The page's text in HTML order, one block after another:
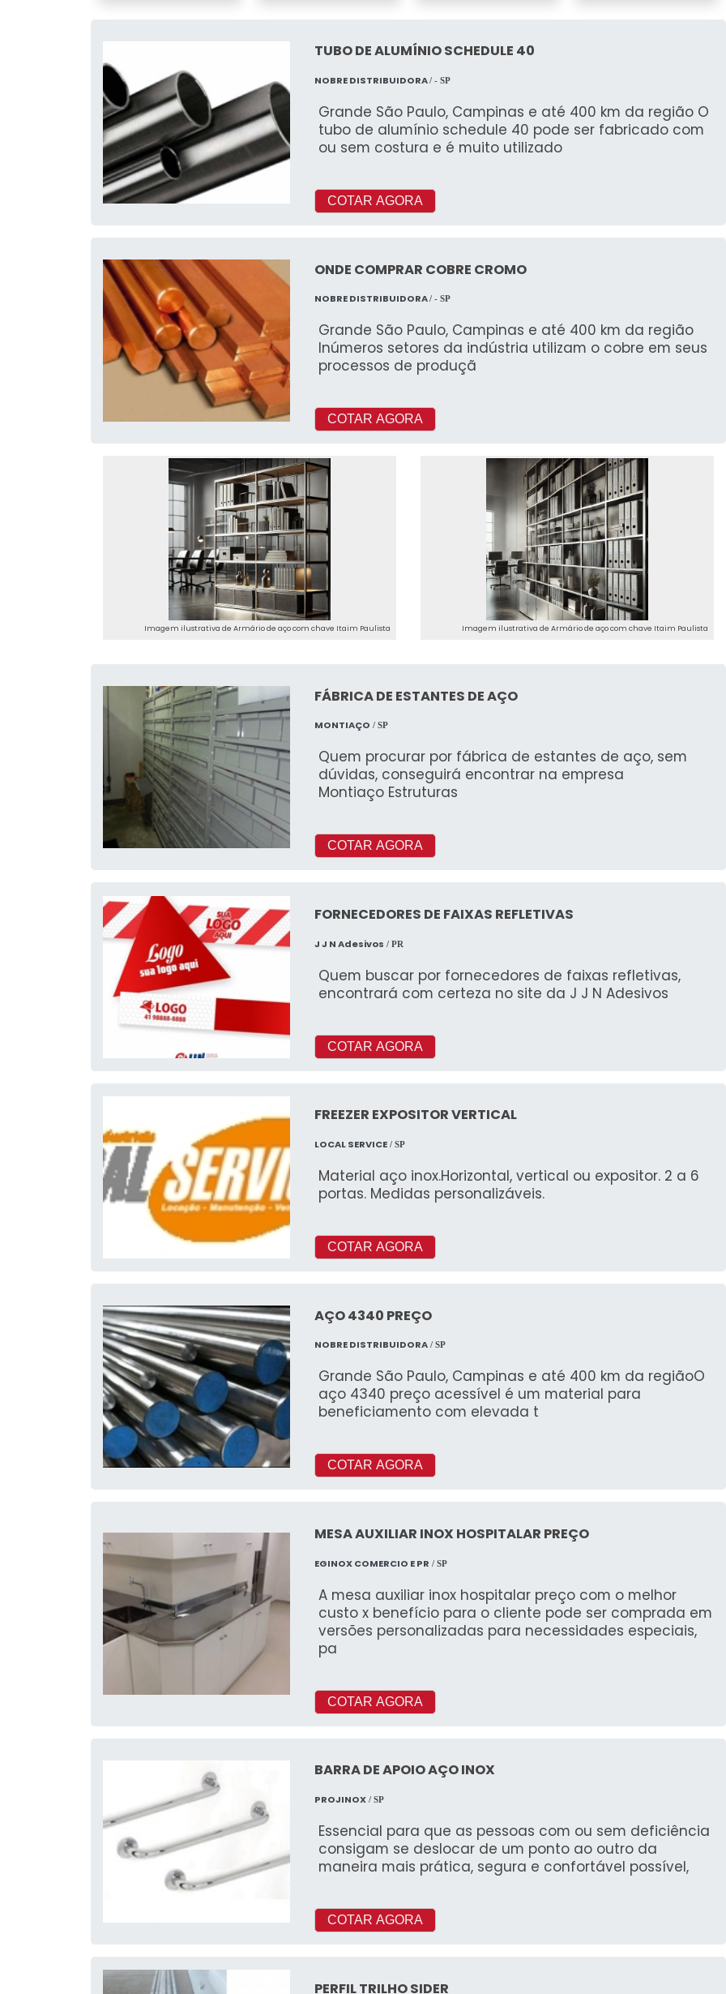
TUBO DE ALUMÍNIO SCHEDULE 40
NOBRE DISTRIBUIDORA/ - SP
Grande São Paulo, Campinas e até 400 km da região O
tubo de alumínio schedule 40 pode ser fabricado com
ou sem costura e é muito utilizado
COTAR AGORA
ONDE COMPRAR COBRE CROMO
NOBRE DISTRIBUIDORA/ - SP
Grande São Paulo, Campinas e até 400 km da região
Inúmeros setores da indústria utilizam o cobre em seus
processos de produçã
COTAR AGORA
Imagem ilustrativa de Armário de aço com chave Itaim Paulista Imagem ilustrativa de Armário de aço com chave Itaim Paulista
FÁBRICA DE ESTANTES DE AÇO
MONTIAÇO / SP
Quem procurar por fábrica de estantes de aço, sem
dúvidas, conseguirá encontrar na empresa
Montiaço Estruturas
COTAR AGORA
FORNECEDORES DE FAIXAS REFLETIVAS
J J N Adesivos / PR
Quem buscar por fornecedores de faixas refletivas,
encontrará com certeza no site da J J N Adesivos
COTAR AGORA
FREEZER EXPOSITOR VERTICAL
LOCAL SERVICE / SP
Material aço inox.Horizontal, vertical ou expositor. 2 a 6
portas. Medidas personalizáveis.
COTAR AGORA
AÇO 4340 PREÇO
NOBRE DISTRIBUIDORA / SP
Grande São Paulo, Campinas e até 400 km da regiãoO
aço 4340 preço acessível é um material para
beneficiamento com elevada t
COTAR AGORA
MESA AUXILIAR INOX HOSPITALAR PREÇO
EGINOX COMERCIO E PR / SP
A mesa auxiliar inox hospitalar preço com o melhor
custo x benefício para o cliente pode ser comprada em
versões personalizadas para necessidades especiais,
pa
COTAR AGORA
BARRA DE APOIO AÇO INOX
PROJINOX / SP
Essencial para que as pessoas com ou sem deficiência
consigam se deslocar de um ponto ao outro da
maneira mais prática, segura e confortável possível,
COTAR AGORA
PERFIL TRILHO SIDER